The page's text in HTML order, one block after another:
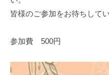
皆様のご参加をお待ちしてい
参加費 500円